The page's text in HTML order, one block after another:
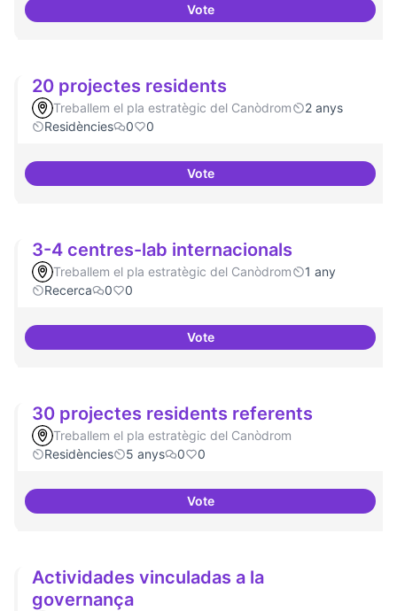
Vote10 projectes consolidats
20 projectes residents
Treballem el pla estratègic del Canòdrom
2 anys
Residències
0 0
Vote20 projectes residents
3-4 centres-lab internacionals
Treballem el pla estratègic del Canòdrom
1 any
Recerca
0 0
Vote3-4 centres-lab internacionals
30 projectes residents referents
Treballem el pla estratègic del Canòdrom
Residències
5 anys 0 0
Vote30 projectes residents referents
Actividades vinculadas a la
governança